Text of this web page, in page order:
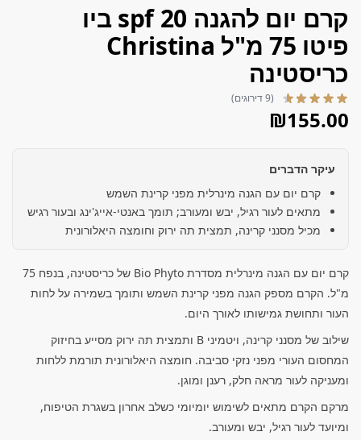
קרם יום להגנה spf 20 ביו
פיטו 75 מ"ל Christina
כריסטינה
(9 דירוגים)
₪155.00
עיקר הדברים
קרם יום עם הגנה מינרלית מפני קרינת השמש
מתאים לעור רגיל, יבש ומעורב; תומך באנטי-אייג'ינג ובעור רגיש
מכיל מסנני קרינה, תמצית תה ירוק וחומצה היאלורונית
קרם יום עם הגנה מינרלית מסדרת Bio Phyto של כריסטינה, בנפח 75
מ"ל. הקרם מספק הגנה מפני קרינת השמש ותומך בשמירה על לחות
העור ותחושת גמישותו לאורך היום.
שילוב של מסנני קרינה, ויטמיני B ותמצית תה ירוק מסייע בחיזוק
המחסום העורי מפני נזקי סביבה. חומצה היאלורונית תורמת ללחות
ומעניקה לעור מראה חלק, רענן ומוגן.
מרקם הקרם מתאים לשימוש יומיומי כשלב אחרון בשגרת הטיפוח,
ומיועד לעור רגיל, יבש ומעורב.